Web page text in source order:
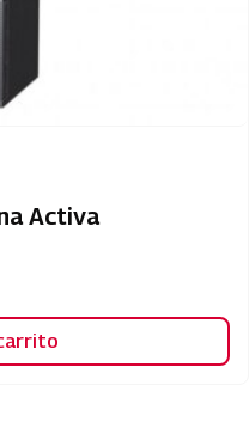
Activa